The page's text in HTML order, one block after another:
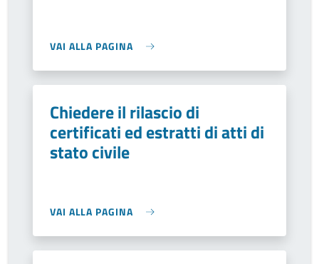
VAI ALLA PAGINA
Chiedere il rilascio di
certificati ed estratti di atti di
stato civile
VAI ALLA PAGINA